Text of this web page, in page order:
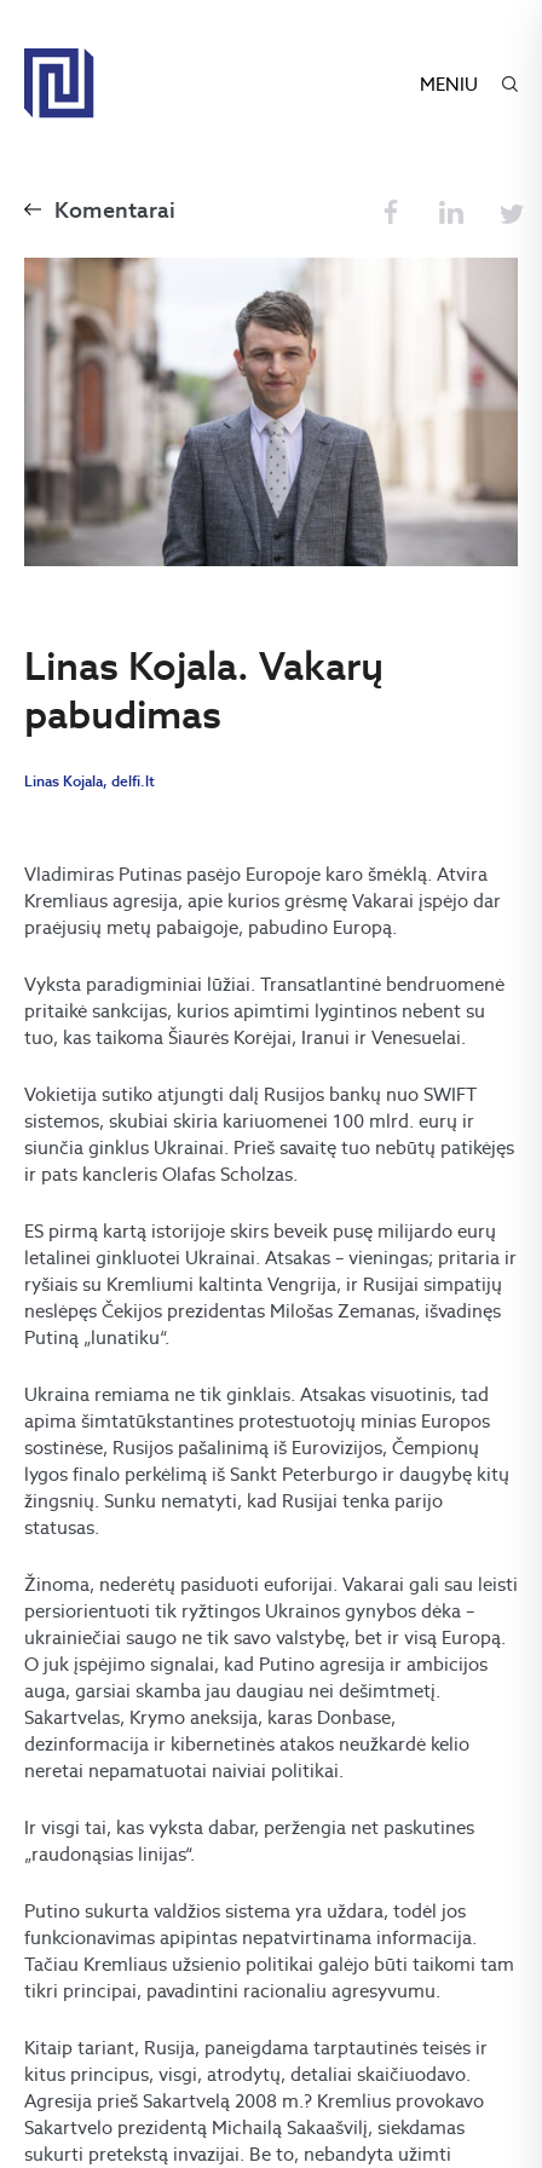
MENIU
Komentarai
Linas Kojala. Vakarų
pabudimas
Linas Kojala, delfi.lt
Vladimiras Putinas pasėjo Europoje karo šmėklą. Atvira
Kremliaus agresija, apie kurios grėsmę Vakarai įspėjo dar
praėjusių metų pabaigoje, pabudino Europą.
Vyksta paradigminiai lūžiai. Transatlantinė bendruomenė
pritaikė sankcijas, kurios apimtimi lygintinos nebent su
tuo, kas taikoma Šiaurės Korėjai, Iranui ir Venesuelai.
Vokietija sutiko atjungti dalį Rusijos bankų nuo SWIFT
sistemos, skubiai skiria kariuomenei 100 mlrd. eurų ir
siunčia ginklus Ukrainai. Prieš savaitę tuo nebūtų patikėjęs
ir pats kancleris Olafas Scholzas.
ES pirmą kartą istorijoje skirs beveik pusę milijardo eurų
letalinei ginkluotei Ukrainai. Atsakas – vieningas; pritaria ir
ryšiais su Kremliumi kaltinta Vengrija, ir Rusijai simpatijų
neslėpęs Čekijos prezidentas Milošas Zemanas, išvadinęs
Putiną „lunatiku“.
Ukraina remiama ne tik ginklais. Atsakas visuotinis, tad
apima šimtatūkstantines protestuotojų minias Europos
sostinėse, Rusijos pašalinimą iš Eurovizijos, Čempionų
lygos finalo perkėlimą iš Sankt Peterburgo ir daugybę kitų
žingsnių. Sunku nematyti, kad Rusijai tenka parijo
statusas.
Žinoma, nederėtų pasiduoti euforijai. Vakarai gali sau leisti
persiorientuoti tik ryžtingos Ukrainos gynybos dėka –
ukrainiečiai saugo ne tik savo valstybę, bet ir visą Europą.
O juk įspėjimo signalai, kad Putino agresija ir ambicijos
auga, garsiai skamba jau daugiau nei dešimtmetį.
Sakartvelas, Krymo aneksija, karas Donbase,
dezinformacija ir kibernetinės atakos neužkardė kelio
neretai nepamatuotai naiviai politikai.
Ir visgi tai, kas vyksta dabar, peržengia net paskutines
„raudonąsias linijas“.
Putino sukurta valdžios sistema yra uždara, todėl jos
funkcionavimas apipintas nepatvirtinama informacija.
Tačiau Kremliaus užsienio politikai galėjo būti taikomi tam
tikri principai, pavadintini racionaliu agresyvumu.
Kitaip tariant, Rusija, paneigdama tarptautinės teisės ir
kitus principus, visgi, atrodytų, detaliai skaičiuodavo.
Agresija prieš Sakartvelą 2008 m.? Kremlius provokavo
Sakartvelo prezidentą Michailą Sakaašvilį, siekdamas
sukurti pretekstą invazijai. Be to, nebandyta užimti